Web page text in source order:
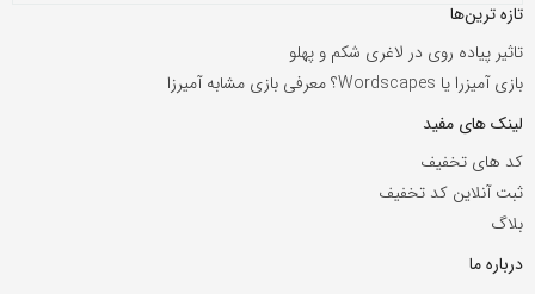
تازه ترین‌ها
تاثیر پیاده روی در لاغری شکم و پهلو
بازی آمیزرا یا Wordscapes؟ معرفی بازی مشابه آمیرزا
لینک های مفید
کد های تخفیف
ثبت آنلاین کد تخفیف
بلاگ
درباره ما